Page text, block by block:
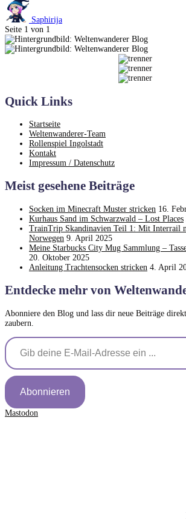
Saphirija
Seite 1 von 1
Quick Links
Startseite
Weltenwanderer-Team
Rollenspiel Ingolstadt
Kontakt
Impressum / Datenschutz
Meist gesehene Beiträge
Socken im Minecraft Muster stricken 16.
Kurhaus Sand im Schwarzwald – Lost Places
TrainTrip Skandinavien Teil 1: Mit Interrail
Norwegen 9. April 2025
Meine Starbucks City Mug Sammlung –
20. Oktober 2025
Anleitung Trachtensocken stricken 4. April
Entdecke mehr von
Abonniere den Blog und lass dir neue Beiträge
zaubern.
Gib deine E-Mail-Adresse ein ...
Abonnieren
Mastodon